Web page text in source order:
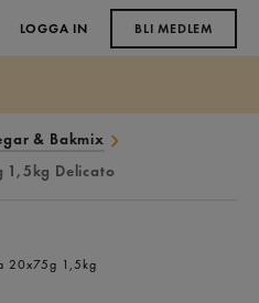
LOGGA IN BLI MEDLEM
& Bakmix
1,5kg Delicato